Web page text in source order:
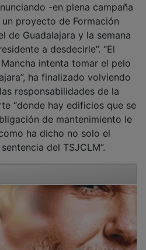
proyecto de Formación
de Guadalajara y la semana
a desdecirle”. “El
intenta tomar el pelo
ha finalizado volviendo
responsabilidades de la
“donde hay edificios que se
de mantenimiento le
ha dicho no solo el
del TSJCLM”.